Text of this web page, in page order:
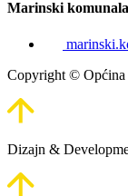
Marinski
Copyright © Općina
Dizajn &